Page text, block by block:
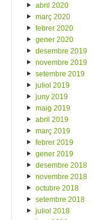
abril 2020
març 2020
febrer 2020
gener 2020
desembre 2019
novembre 2019
setembre 2019
juliol 2019
juny 2019
maig 2019
abril 2019
març 2019
febrer 2019
gener 2019
desembre 2018
novembre 2018
octubre 2018
setembre 2018
juliol 2018